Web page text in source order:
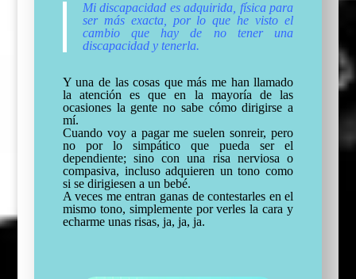
Mi discapacidad es adquirida, física para
ser más exacta, por lo que he visto el
cambio que hay de no tener una
discapacidad y tenerla.
Y una de las cosas que más me han llamado
la atención es que en la mayoría de las
ocasiones la gente no sabe cómo dirigirse a
mí.
Cuando voy a pagar me suelen sonreir, pero
no por lo simpático que pueda ser el
dependiente; sino con una risa nerviosa o
compasiva, incluso adquieren un tono como
si se dirigiesen a un bebé.
A veces me entran ganas de contestarles en el
mismo tono, simplemente por verles la cara y
echarme unas risas, ja, ja, ja.